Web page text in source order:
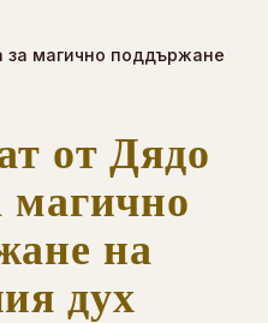
за магично поддържане
от Дядо
магично
на
дух